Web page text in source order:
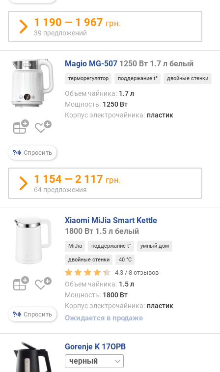
В
)
в
(
г
)
р
у
к
л
к
а
б
я
м
)
и
1 190 — 1 967 грн.
39 предложений
Спросить
Magio MG-507 1250 Вт 1.7 л белый
терморегулятор поддержание t° двойные стенки
Объем чайника: 1.7 л
Мощность: 1250 Вт
Корпус электрочайника: пластик
1 154 — 2 117 грн.
64 предложения
Спросить
Xiaomi MiJia Smart Kettle
1800 Вт 1.5 л белый
MiJia поддержание t° умный дом
двойные стенки 40 °C
4.3 /8 отзывов
Объем чайника: 1.5 л
Мощность: 1800 Вт
Корпус электрочайника: пластик
Ожидается в продаже
Gorenje K 17OPB
белый